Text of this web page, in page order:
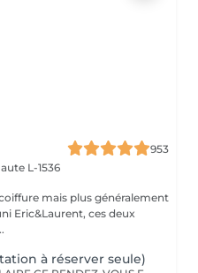
953
L-1536
mais plus généralement
Eric&Laurent, ces deux
à réserver seule)